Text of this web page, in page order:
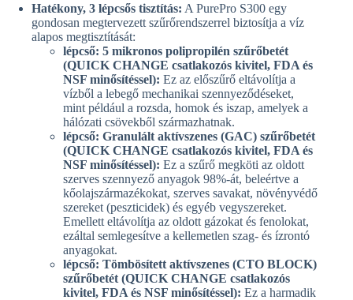
Hatékony, 3 lépcsős tisztítás: A PurePro S300 egy
gondosan megtervezett szűrőrendszerrel biztosítja a víz
alapos megtisztítását:
lépcső: 5 mikronos polipropilén szűrőbetét
(QUICK CHANGE csatlakozós kivitel, FDA és
NSF minősítéssel): Ez az előszűrő eltávolítja a
vízből a lebegő mechanikai szennyeződéseket,
mint például a rozsda, homok és iszap, amelyek a
hálózati csövekből származhatnak.
lépcső: Granulált aktívszenes (GAC) szűrőbetét
(QUICK CHANGE csatlakozós kivitel, FDA és
NSF minősítéssel): Ez a szűrő megköti az oldott
szerves szennyező anyagok 98%-át, beleértve a
kőolajszármazékokat, szerves savakat, növényvédő
szereket (peszticidek) és egyéb vegyszereket.
Emellett eltávolítja az oldott gázokat és fenolokat,
ezáltal semlegesítve a kellemetlen szag- és ízrontó
anyagokat.
lépcső: Tömbösített aktívszenes (CTO BLOCK)
szűrőbetét (QUICK CHANGE csatlakozós
kivitel, FDA és NSF minősítéssel): Ez a harmadik